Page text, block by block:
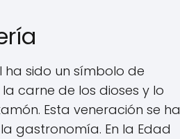
ha sido un símbolo de
carne de los dioses y lo
Esta veneración se ha
gastronomía. En la Edad